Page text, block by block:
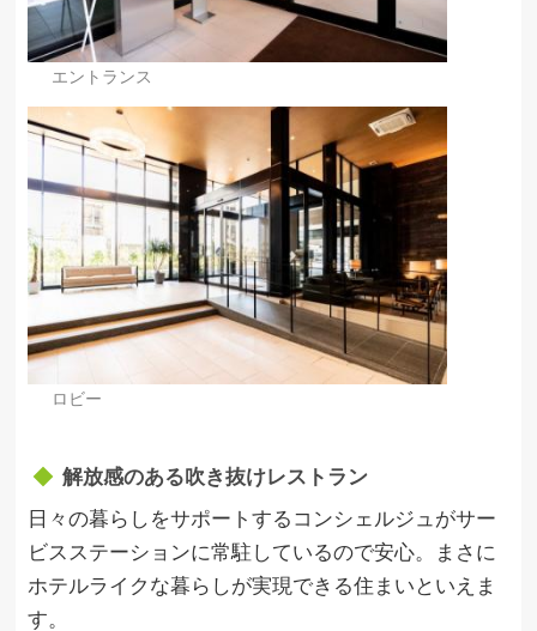
エントランス
ロビー
解放感のある吹き抜けレストラン
日々の暮らしをサポートするコンシェルジュがサー
ビスステーションに常駐しているので安心。まさに
ホテルライクな暮らしが実現できる住まいといえま
す。